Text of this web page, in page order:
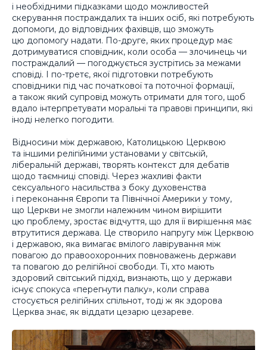
і необхідними підказками щодо можливостей
скерування постраждалих та інших осіб, які потребують
допомоги, до відповідних фахівців, що зможуть
цю допомогу надати. По-друге, яких процедур має
дотримуватися сповідник, коли особа — злочинець чи
постраждалий — погоджується зустрітись за межами
сповіді. І по-третє, якої підготовки потребують
сповідники під час початкової та поточної формації,
а також який супровід можуть отримати для того, щоб
вдало інтерпретувати моральні та правові принципи, які
іноді нелегко погодити.
Відносини між державою, Католицькою Церквою
та іншими релігійними установами у світській,
ліберальній державі, творять контекст для дебатів
щодо таємниці сповіді. Через жахливі факти
сексуального насильства з боку духовенства
і переконання Європи та Північної Америки у тому,
що Церкви не змогли належним чином вирішити
цю проблему, зростає відчуття, що для її вирішення має
втрутитися держава. Це створило напругу між Церквою
і державою, яка вимагає вмілого лавірування між
повагою до правоохоронних повноважень держави
та повагою до релігійної свободи. Ті, хто мають
здоровий світський підхід, визнають, що у держави
існує спокуса «перегнути палку», коли справа
стосується релігійних спільнот, тоді ж як здорова
Церква знає, як віддати цезарю цезареве.